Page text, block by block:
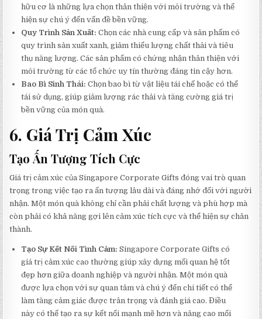
hữu cơ là những lựa chọn thân thiện với môi trường và thể
hiện sự chú ý đến vấn đề bền vững.
Quy Trình Sản Xuất: Chọn các nhà cung cấp và sản phẩm có
quy trình sản xuất xanh, giảm thiểu lượng chất thải và tiêu
thụ năng lượng. Các sản phẩm có chứng nhận thân thiện với
môi trường từ các tổ chức uy tín thường đáng tin cậy hơn.
Bao Bì Sinh Thái: Chọn bao bì từ vật liệu tái chế hoặc có thể
tái sử dụng, giúp giảm lượng rác thải và tăng cường giá trị
bền vững của món quà.
6. Giá Trị Cảm Xúc
Tạo Ấn Tượng Tích Cực
Giá trị cảm xúc của Singapore Corporate Gifts đóng vai trò quan
trọng trong việc tạo ra ấn tượng lâu dài và đáng nhớ đối với người
nhận. Một món quà không chỉ cần phải chất lượng và phù hợp mà
còn phải có khả năng gợi lên cảm xúc tích cực và thể hiện sự chân
thành.
Tạo Sự Kết Nối Tình Cảm: Singapore Corporate Gifts có
giá trị cảm xúc cao thường giúp xây dựng mối quan hệ tốt
đẹp hơn giữa doanh nghiệp và người nhận. Một món quà
được lựa chọn với sự quan tâm và chú ý đến chi tiết có thể
làm tăng cảm giác được trân trọng và đánh giá cao. Điều
này có thể tạo ra sự kết nối mạnh mẽ hơn và nâng cao mối